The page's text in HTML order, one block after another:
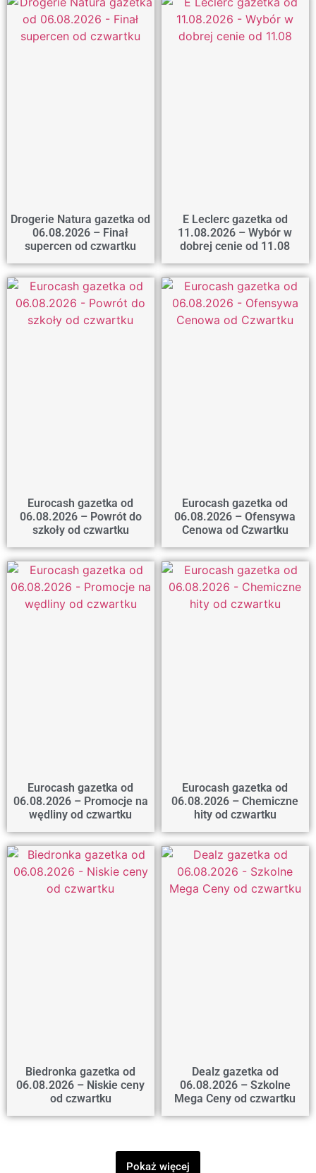
Drogerie Natura gazetka od
06.08.2026 – Finał
supercen od czwartku
E Leclerc gazetka od
11.08.2026 – Wybór w
dobrej cenie od 11.08
Eurocash gazetka od
06.08.2026 – Powrót do
szkoły od czwartku
Eurocash gazetka od
06.08.2026 – Ofensywa
Cenowa od Czwartku
Eurocash gazetka od
06.08.2026 – Promocje na
wędliny od czwartku
Eurocash gazetka od
06.08.2026 – Chemiczne
hity od czwartku
Biedronka gazetka od
06.08.2026 – Niskie ceny
od czwartku
Dealz gazetka od
06.08.2026 – Szkolne
Mega Ceny od czwartku
Pokaż więcej